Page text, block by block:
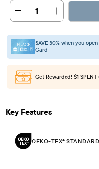
1
SAVE 30% when you
Card
Get Rewarded! $1
Key Features
OEKO-TEX®